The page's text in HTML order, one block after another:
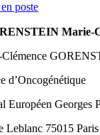
poste
Marie-
d’Oncogénétique
Européen Georges
Leblanc 75015 Paris